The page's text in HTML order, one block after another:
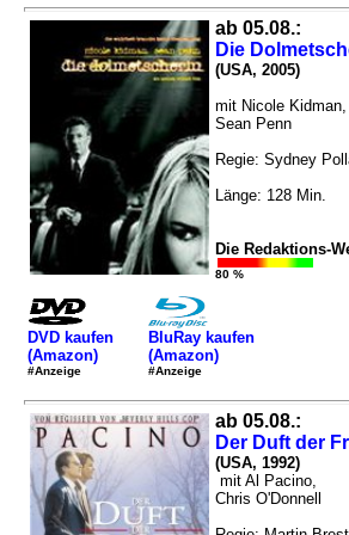
ab 05.08.:
Die
(USA, 2005)
mit Nicole Kidman,
Sean Penn
Regie: Sydney
Länge: 128 Min.
Die Redaktions-
80 %
DVD kaufen
(Amazon)
#Anzeige
BluRay kaufen
(Amazon)
#Anzeige
ab 05.08.:
Der Duft der
(USA, 1992)
mit Al Pacino,
Chris O'Donnell